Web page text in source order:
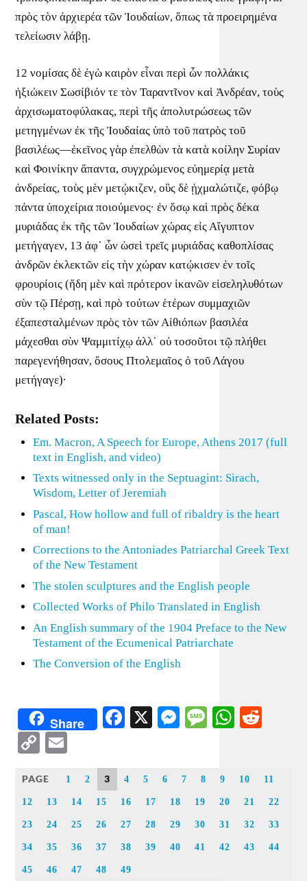
πρὸς τὸν ἀρχιερέα τῶν Ἰουδαίων, ὅπως τὰ προειρημένα
τελείωσιν λάβῃ.
12 νομίσας δὲ ἐγὼ καιρὸν εἶναι περὶ ὧν πολλάκις
ἠξιώκειν Σωσίβιόν τε τὸν Ταραντῖνον καὶ Ἀνδρέαν, τοὺς
ἀρχισωματοφύλακας, περὶ τῆς ἀπολυτρώσεως τῶν
μετηγμένων ἐκ τῆς Ἰουδαίας ὑπὸ τοῦ πατρὸς τοῦ
βασιλέως—ἐκεῖνος γὰρ ἐπελθὼν τὰ κατὰ κοίλην Συρίαν
καὶ Φοινίκην ἅπαντα, συγχρώμενος εὐημερίᾳ μετὰ
ἀνδρείας, τοὺς μὲν μετῴκιζεν, οὓς δὲ ᾐχμαλώτιζε, φόβῳ
πάντα ὑποχείρια ποιούμενος· ἐν ὅσῳ καὶ πρὸς δέκα
μυριάδας ἐκ τῆς τῶν Ἰουδαίων χώρας εἰς Αἴγυπτον
μετήγαγεν, 13 ἀφ᾽ ὧν ὡσεὶ τρεῖς μυριάδας καθοπλίσας
ἀνδρῶν ἐκλεκτῶν εἰς τὴν χώραν κατῴκισεν ἐν τοῖς
φρουρίοις (ἤδη μὲν καὶ πρότερον ἱκανῶν εἰσεληλυθότων
σὺν τῷ Πέρσῃ, καὶ πρὸ τούτων ἑτέρων συμμαχιῶν
ἐξαπεσταλμένων πρὸς τὸν τῶν Αἰθιόπων βασιλέα
μάχεσθαι σὺν Ψαμμιτίχῳ ἀλλ᾽ οὐ τοσοῦτοι τῷ πλήθει
παρεγενήθησαν, ὅσους Πτολεμαῖος ὁ τοῦ Λάγου
μετήγαγε)·
Related Posts:
Em. Macron, A Speech for Europe, Athens 2017 (full
text in English, and video)
Texts witnessed only in the Septuagint: Sirach,
Wisdom, Letter of Jeremiah
Pascal, How hollow and full of ribaldry is the heart
of man!
Corrections to the Antoniades Patriarchal Greek Text
of the New Testament
The stolen sculptures and the English people
Collected Works of Philo Translated in English
An English summary of the 1904 Preface to the New
Testament of the Ecumenical Patriarchate
The Conversion of the English
Share Facebook
X Messenger
Message
Copy
PAGE 1 2 3 4 5 6 7 8 9 10 11
12 13 14 15 16 17 18 19 20 21 22
23 24 25 26 27 28 29 30 31 32 33
34 35 36 37 38 39 40 41 42 43 44
45 46 47 48 49